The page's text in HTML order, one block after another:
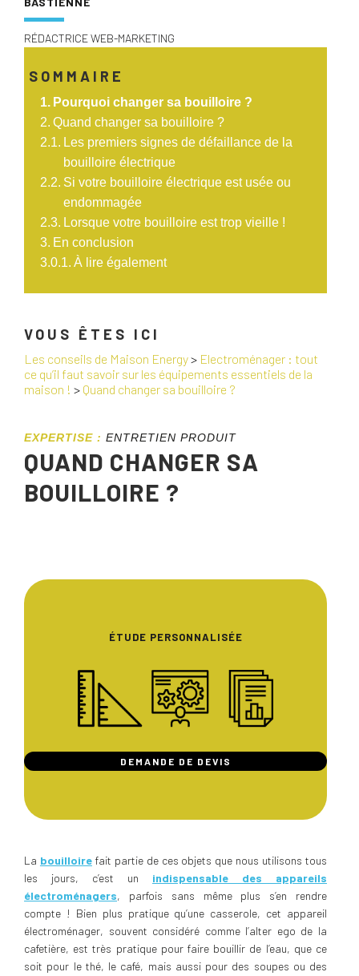
RÉDACTRICE WEB-MARKETING
SOMMAIRE
Pourquoi changer sa bouilloire ?
Quand changer sa bouilloire ?
Les premiers signes de défaillance de la
bouilloire électrique
Si votre bouilloire électrique est usée ou
endommagée
Lorsque votre bouilloire est trop vieille !
En conclusion
À lire également
VOUS ÊTES ICI
Les conseils de Maison Energy> Electroménager : tout
ce qu’il faut savoir sur les équipements essentiels de la
maison ! > Quand changer sa bouilloire ?
EXPERTISE : ENTRETIEN PRODUIT
QUAND CHANGER SA
BOUILLOIRE ?
ÉTUDE PERSONNALISÉE
DEMANDE DE DEVIS
La bouilloirefait partie de ces objets que nous utilisons tous
les jours, c’est un indispensable des appareils
électroménagers, parfois sans même plus s’en rendre
compte ! Bien plus pratique qu’une casserole, cet appareil
électroménager, souvent considéré comme l’alter ego de la
cafetière, est très pratique pour faire bouillir de l’eau, que ce
soit pour le thé, le café, mais aussi pour des soupes ou des